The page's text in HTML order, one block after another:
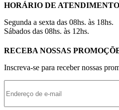
HORÁRIO DE
Segunda a sexta das 08hs. às 18hs.
Sábados das 08hs. às 12hs.
RECEBA NOSSAS
Inscreva-se para receber nossas